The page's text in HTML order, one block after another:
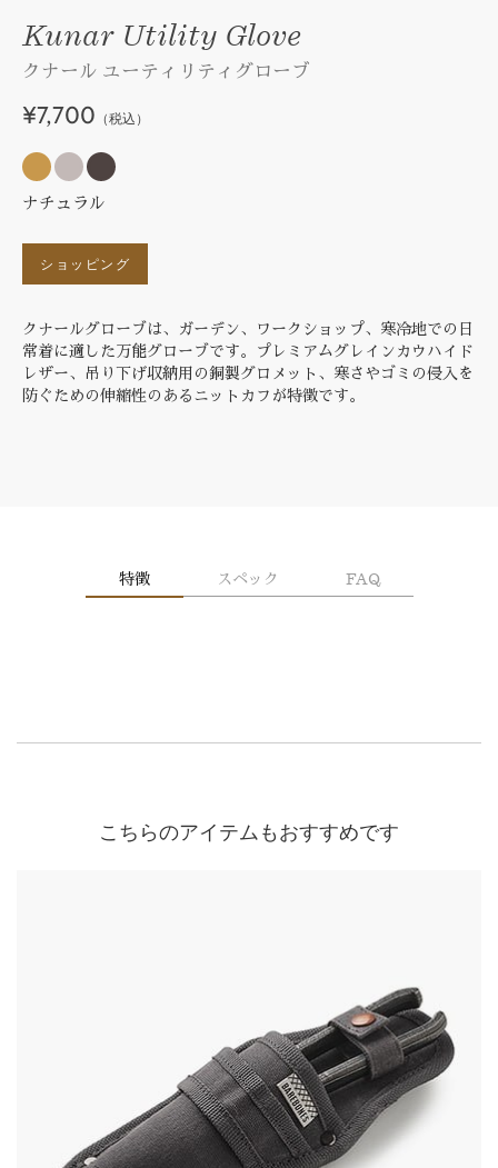
Kunar Utility Glove
クナール ユーティリティグローブ
¥7,700 （税込）
ナチュラル
ショッピング
クナールグローブは、ガーデン、ワークショップ、寒冷地での日
常着に適した万能グローブです。プレミアムグレインカウハイド
レザー、吊り下げ収納用の銅製グロメット、寒さやゴミの侵入を
防ぐための伸縮性のあるニットカフが特徴です。
特徴 スペック FAQ
こちらのアイテムもおすすめです